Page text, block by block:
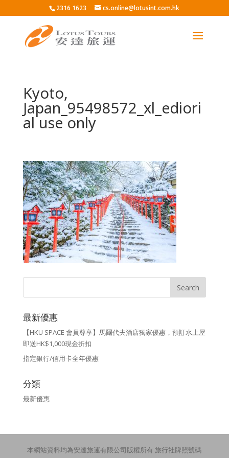
2316 1623 cs.online@lotusint.com.hk
Kyoto,
Japan_95498572_xl_ediori
al use only
最新優惠
【HKU SPACE 會員尊享】馬爾代夫酒店獨家優惠，預訂水上屋
即送HK$1,000現金折扣
指定銀行/信用卡全年優惠
分類
最新優惠
本網站資料均為安達旅運有限公司版權所有 旅行社牌照號碼